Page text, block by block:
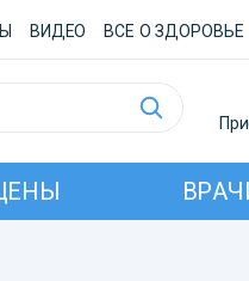
ВИДЕО ВСE О ЗДОРОВЬЕ